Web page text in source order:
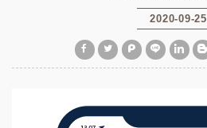
2020-09-25